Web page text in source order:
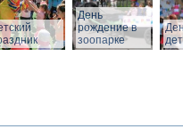
День
рождение в
зоопарке